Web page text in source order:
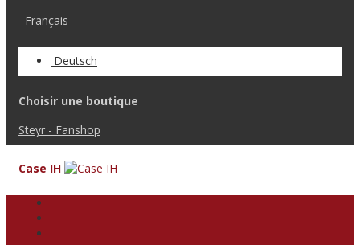
Français
Deutsch
Choisir une boutique
Steyr - Fanshop
Case IH